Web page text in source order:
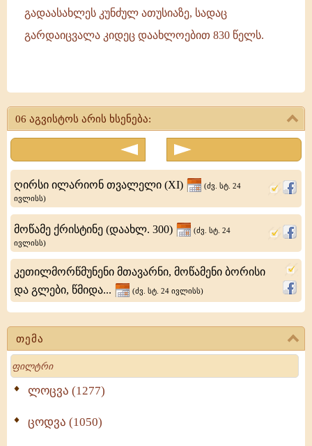
თემა
Search
ლოცვა (1277)
ცოდვა (1050)
გადაასახლეს კუნძულ ათუსიაზე, სადაც
გარდაიცვალა კიდეც დაახლოებით 830 წელს.
(830)
პელიკიტის
მონასტრის
იღუმენი,
დაიბადა
კონსტანტინეპოლში.
იგი
ადრე
დაობლდა
და
06 აგვისტოს არის ხსენება:
ღირსი ილარიონ თვალელი (XI)
(ძვ. სტ. 24
ივლისს)
მოწამე ქრისტინე (დაახლ. 300)
(ძვ. სტ. 24
ივლისს)
კეთილმორწმუნენი მთავარნი, მოწამენი ბორისი
და გლები, წმიდა...
(ძვ. სტ. 24 ივლისს)